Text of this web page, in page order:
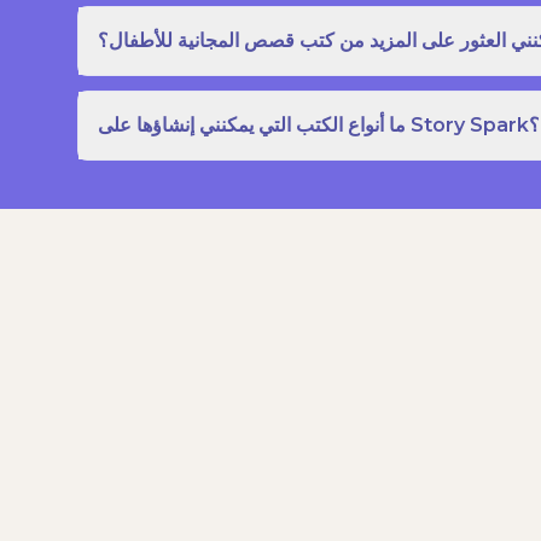
العثور على المزيد من كتب قصص المجانية للأطفال؟
ما أنواع الكتب التي يمكنني إنشاؤها على Story Spark؟